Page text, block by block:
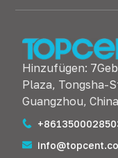
Hinzufügen:
Plaza, Tongsha-
Guangzhou, China